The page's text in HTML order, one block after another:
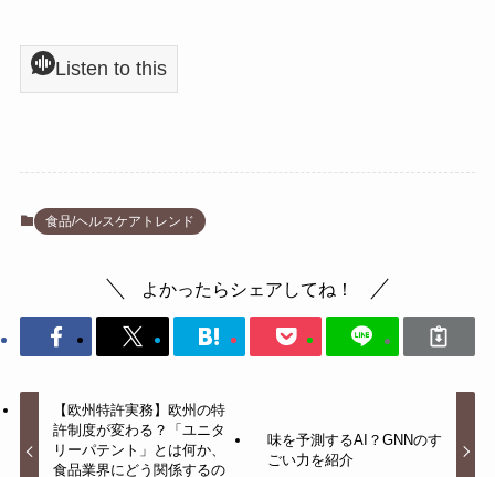
Listen to this
食品/ヘルスケアトレンド
よかったらシェアしてね！
【欧州特許実務】欧州の特
許制度が変わる？「ユニタ
リーパテント」とは何か、
食品業界にどう関係するの
味を予測するAI？GNNのす
ごい力を紹介